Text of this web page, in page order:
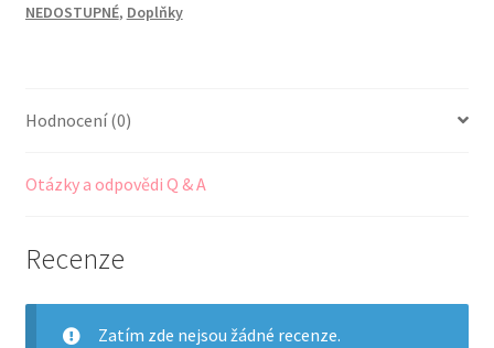
NEDOSTUPNÉ, Doplňky
Hodnocení (0)
Otázky a odpovědi Q & A
Recenze
Zatím zde nejsou žádné recenze.